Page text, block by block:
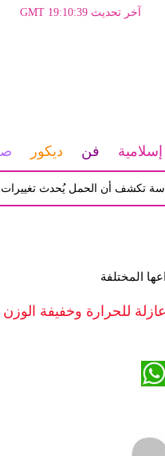
آخر تحديث GMT 19:10:39
إسلامية فن ديكور
أن الحمل يُحدث تغييرات ملحوظة
المختلفة
للحرارة وخفيفة الوزن